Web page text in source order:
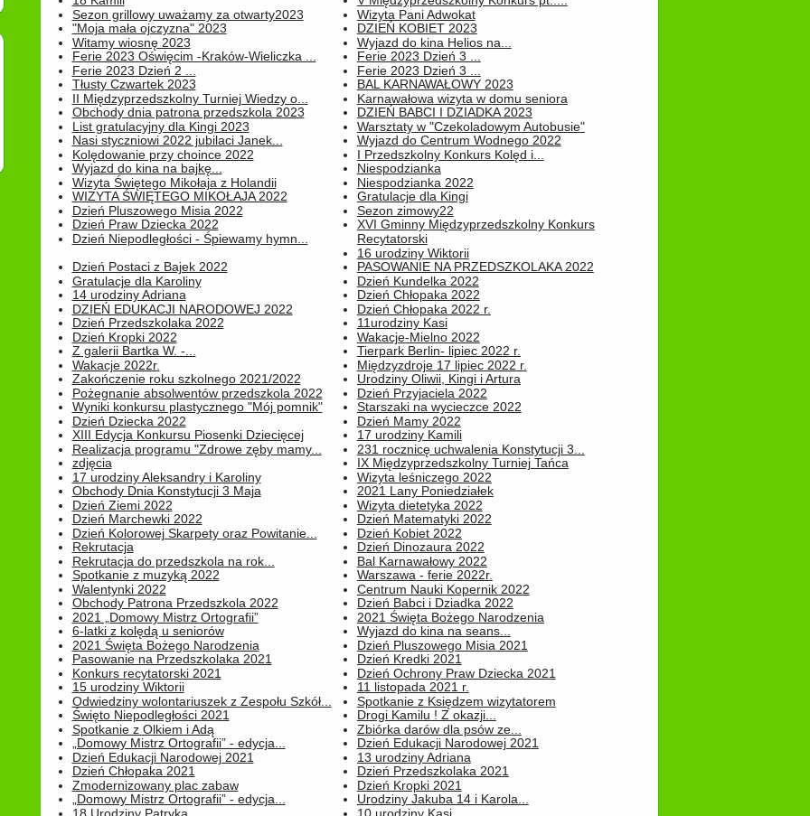
Sezon grillowy uważamy za otwarty2023
Wizyta Pani Adwokat
"Moja mała ojczyzna" 2023
Witamy wiosnę 2023
DZIEŃ KOBIET 2023
Wyjazd do kina Helios na...
Ferie 2023 Oświęcim -Kraków-Wieliczka ...
Ferie 2023 Dzień 2 ...
Ferie 2023 Dzień 3 ...
Ferie 2023 Dzień 3 ...
Tłusty Czwartek 2023
II Międzyprzedszkolny Turniej Wiedzy o...
BAL KARNAWAŁOWY 2023
Karnawałowa wizyta w domu seniora
Obchody dnia patrona przedszkola 2023
List gratulacyjny dla Kingi 2023
DZIEŃ BABCI I DZIADKA 2023
Warsztaty w "Czekoladowym Autobusie"
Nasi styczniowi 2022 jubilaci Janek...
Kolędowanie przy choince 2022
Wyjazd do Centrum Wodnego 2022
I Przedszkolny Konkurs Kolęd i...
Wyjazd do kina na bajkę...
Wizyta Świętego Mikołaja z Holandii
Niespodzianka
Niespodzianka 2022
WIZYTA ŚWIĘTEGO MIKOŁAJA 2022
Dzień Pluszowego Misia 2022
Gratulacje dla Kingi
Sezon zimowy22
Dzień Praw Dziecka 2022
Dzień Niepodległości - Śpiewamy hymn...
XVI Gminny Międzyprzedszkolny Konkurs
Recytatorski
16 urodziny Wiktorii
Dzień Postaci z Bajek 2022
Gratulacje dla Karoliny
PASOWANIE NA PRZEDSZKOLAKA 2022
Dzień Kundelka 2022
14 urodziny Adriana
DZIEŃ EDUKACJI NARODOWEJ 2022
Dzień Chłopaka 2022
Dzień Chłopaka 2022 r.
Dzień Przedszkolaka 2022
Dzień Kropki 2022
11urodziny Kasi
Wakacje-Mielno 2022
Z galerii Bartka W. -...
Wakacje 2022r.
Tierpark Berlin- lipiec 2022 r.
Międzyzdroje 17 lipiec 2022 r.
Zakończenie roku szkolnego 2021/2022
Pożegnanie absolwentów przedszkola 2022
Urodziny Oliwii, Kingi i Artura
Dzień Przyjaciela 2022
Wyniki konkursu plastycznego "Mój pomnik"
Dzień Dziecka 2022
Starszaki na wycieczce 2022
Dzień Mamy 2022
XIII Edycja Konkursu Piosenki Dziecięcej
Realizacja programu "Zdrowe zęby mamy...
17 urodziny Kamili
231 rocznicę uchwalenia Konstytucji 3...
zdjęcia
17 urodziny Aleksandry i Karoliny
IX Międzyprzedszkolny Turniej Tańca
Wizyta leśniczego 2022
Obchody Dnia Konstytucji 3 Maja
Dzień Ziemi 2022
2021 Lany Poniedziałek
Wizyta dietetyka 2022
Dzień Marchewki 2022
Dzień Kolorowej Skarpety oraz Powitanie...
Dzień Matematyki 2022
Dzień Kobiet 2022
Rekrutacja
Rekrutacja do przedszkola na rok...
Dzień Dinozaura 2022
Bal Karnawałowy 2022
Spotkanie z muzyką 2022
Walentynki 2022
Warszawa - ferie 2022r.
Centrum Nauki Kopernik 2022
Obchody Patrona Przedszkola 2022
2021 „Domowy Mistrz Ortografii”
Dzień Babci i Dziadka 2022
2021 Święta Bożego Narodzenia
6-latki z kolędą u seniorów
2021 Święta Bożego Narodzenia
Wyjazd do kina na seans...
Dzień Pluszowego Misia 2021
Pasowanie na Przedszkolaka 2021
Konkurs recytatorski 2021
Dzień Kredki 2021
Dzień Ochrony Praw Dziecka 2021
15 urodziny Wiktorii
Odwiedziny wolontariuszek z Zespołu Szkół...
11 listopada 2021 r.
Spotkanie z Księdzem wizytatorem
Święto Niepodległości 2021
Spotkanie z Olkiem i Adą
Drogi Kamilu ! Z okazji...
Zbiórka darów dla psów ze...
„Domowy Mistrz Ortografii” - edycja...
Dzień Edukacji Narodowej 2021
Dzień Edukacji Narodowej 2021
13 urodziny Adriana
Dzień Chłopaka 2021
Zmodernizowany plac zabaw
Dzień Przedszkolaka 2021
Dzień Kropki 2021
„Domowy Mistrz Ortografii” - edycja...
Urodziny Jakuba 14 i Karola...